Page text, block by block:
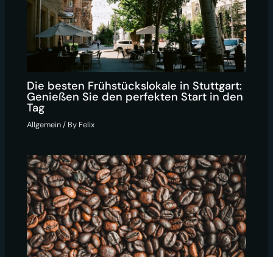
Die besten Frühstückslokale in Stuttgart:
Genießen Sie den perfekten Start in den
Tag
Allgemein/ By Felix